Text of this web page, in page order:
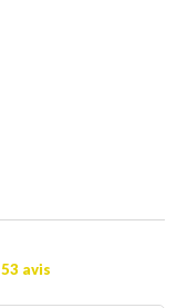
53 avis